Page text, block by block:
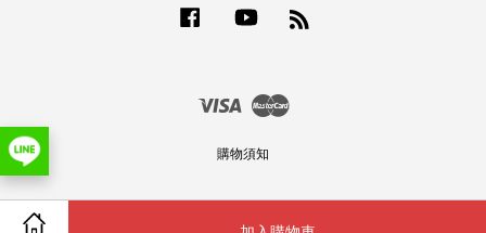
Facebook YouTube
Visa
購物須知